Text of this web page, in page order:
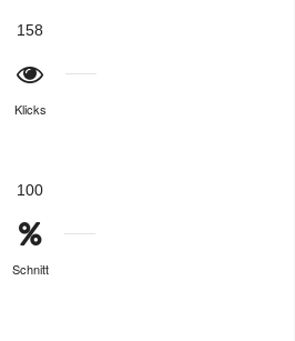
158
Klicks
100
Schnitt